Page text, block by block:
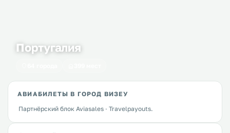
Португалия
АВИАБИЛЕТЫ В ГОРОД ВИЗЕУ
Партнёрский блок Aviasales · Travelpayouts.